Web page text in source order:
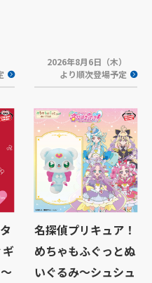
2026年8月6日（木）
より順次登場予定
名探偵プリキュア！
めちゃもふぐっとぬ
いぐるみ～シュシュ